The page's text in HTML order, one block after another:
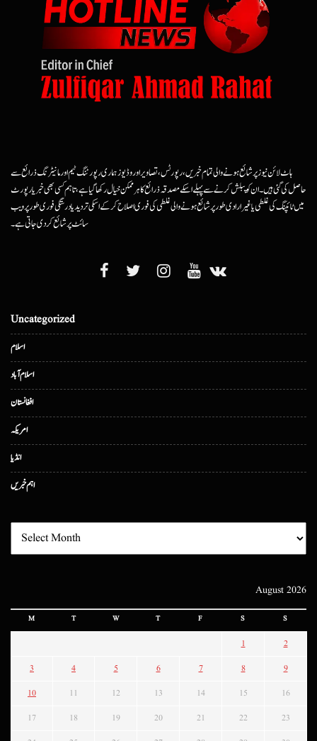
ہاٹ لائن نیوز پر شائع ہونے والی تمام خبریں، رپورٹس، تصاویر اور وڈیوز ہماری رپورٹنگ ٹیم اور مانیٹرنگ ذرائع سے
حاصل کی گئی ہیں۔ ان کو پبلش کرنے سے پہلے اسکے مصدقہ ذرائع کا ہرممکن خیال رکھا گیا ہے، تاہم کسی بھی خبر یا رپورٹ
میں ٹائپنگ کی غلطی یا غیرارادی طور پر شائع ہونے والی غلطی کی فوری اصلاح کرکے اسکی تردید یا درستگی فوری طور پر ویب
سائٹ پر شائع کردی جاتی ہے۔
Uncategorized
اسلام
اسلام آباد
افغانستان
امریکہ
انڈیا
اہم خبریں
August 2026
M T W T F S S
1 2
3 4 5 6 7 8 9
10 11 12 13 14 15 16
17 18 19 20 21 22 23